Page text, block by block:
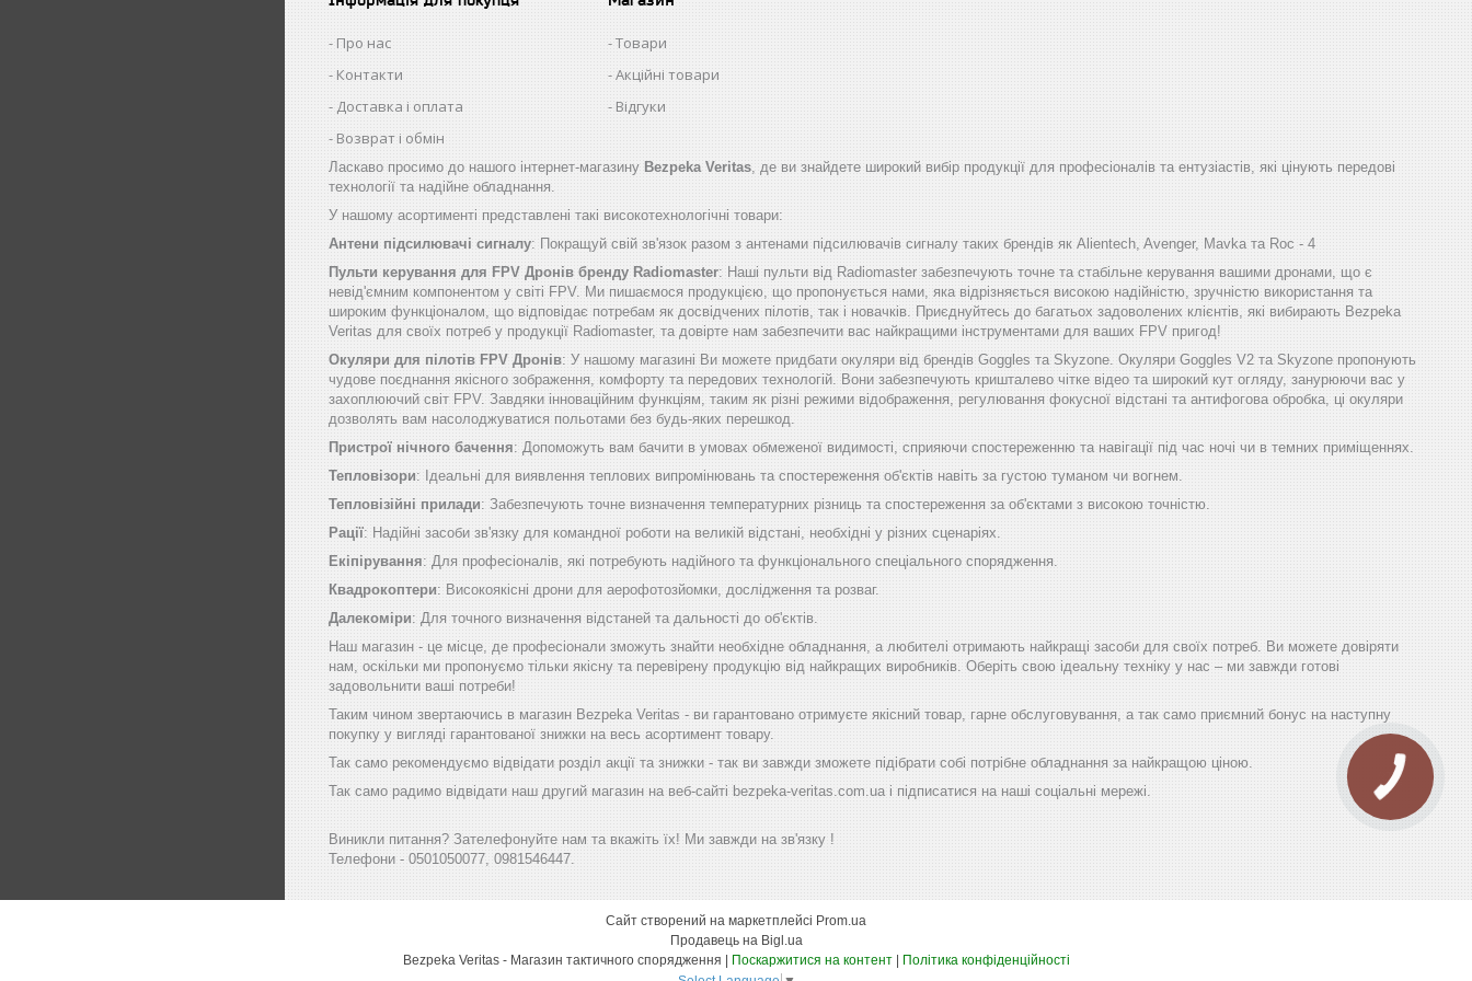
Про нас
Контакти
Доставка і оплата
Возврат і обмін
Товари
Акційні товари
Відгуки
Ласкаво просимо до нашого інтернет-магазину Bezpeka Veritas, де ви знайдете широкий вибір продукції для професіоналів та ентузіастів, які цінують передові
технології та надійне обладнання.
У нашому асортименті представлені такі високотехнологічні товари:
Антени підсилювачі сигналу: Покращуй свій зв'язок разом з антенами підсилювачів сигналу таких брендів як Alientech, Avenger, Mavka та Roc - 4
Пульти керування для FPV Дронів бренду Radiomaster: Наші пульти від Radiomaster забезпечують точне та стабільне керування вашими дронами, що є
невід'ємним компонентом у світі FPV. Ми пишаємося продукцією, що пропонується нами, яка відрізняється високою надійністю, зручністю використання та
широким функціоналом, що відповідає потребам як досвідчених пілотів, так і новачків. Приєднуйтесь до багатьох задоволених клієнтів, які вибирають Bezpeka
Veritas для своїх потреб у продукції Radiomaster, та довірте нам забезпечити вас найкращими інструментами для ваших FPV пригод!
Окуляри для пілотів FPV Дронів: У нашому магазині Ви можете придбати окуляри від брендів Goggles та Skyzone. Окуляри Goggles V2 та Skyzone пропонують
чудове поєднання якісного зображення, комфорту та передових технологій. Вони забезпечують кришталево чітке відео та широкий кут огляду, занурюючи вас у
захоплюючий світ FPV. Завдяки інноваційним функціям, таким як різні режими відображення, регулювання фокусної відстані та антифогова обробка, ці окуляри
дозволять вам насолоджуватися польотами без будь-яких перешкод.
Пристрої нічного бачення: Допоможуть вам бачити в умовах обмеженої видимості, сприяючи спостереженню та навігації під час ночі чи в темних приміщеннях.
Тепловізори: Ідеальні для виявлення теплових випромінювань та спостереження об'єктів навіть за густою туманом чи вогнем.
Тепловізійні прилади: Забезпечують точне визначення температурних різниць та спостереження за об'єктами з високою точністю.
Рації: Надійні засоби зв'язку для командної роботи на великій відстані, необхідні у різних сценаріях.
Екіпірування: Для професіоналів, які потребують надійного та функціонального спеціального спорядження.
Квадрокоптери: Високоякісні дрони для аерофотозйомки, дослідження та розваг.
Далекоміри: Для точного визначення відстаней та дальності до об'єктів.
Наш магазин - це місце, де професіонали зможуть знайти необхідне обладнання, а любителі отримають найкращі засоби для своїх потреб. Ви можете довіряти
нам, оскільки ми пропонуємо тільки якісну та перевірену продукцію від найкращих виробників. Оберіть свою ідеальну техніку у нас – ми завжди готові
задовольнити ваші потреби!
Таким чином звертаючись в магазин Bezpeka Veritas - ви гарантовано отримуєте якісний товар, гарне обслуговування, а так само приємний бонус на наступну
покупку у вигляді гарантованої знижки на весь асортимент товару.
Так само рекомендуємо відвідати розділ акції та знижки - так ви завжди зможете підібрати собі потрібне обладнання за найкращою ціною.
Так само радимо відвідати наш другий магазин на веб-сайті bezpeka-veritas.com.ua і підписатися на наші соціальні мережі.
Виникли питання? Зателефонуйте нам та вкажіть їх! Ми завжди на зв'язку !
Телефони - 0501050077, 0981546447.
Сайт створений на маркетплейсі Prom.ua
Продавець на Bigl.ua
Поскаржитися на контент
Політика конфіденційності